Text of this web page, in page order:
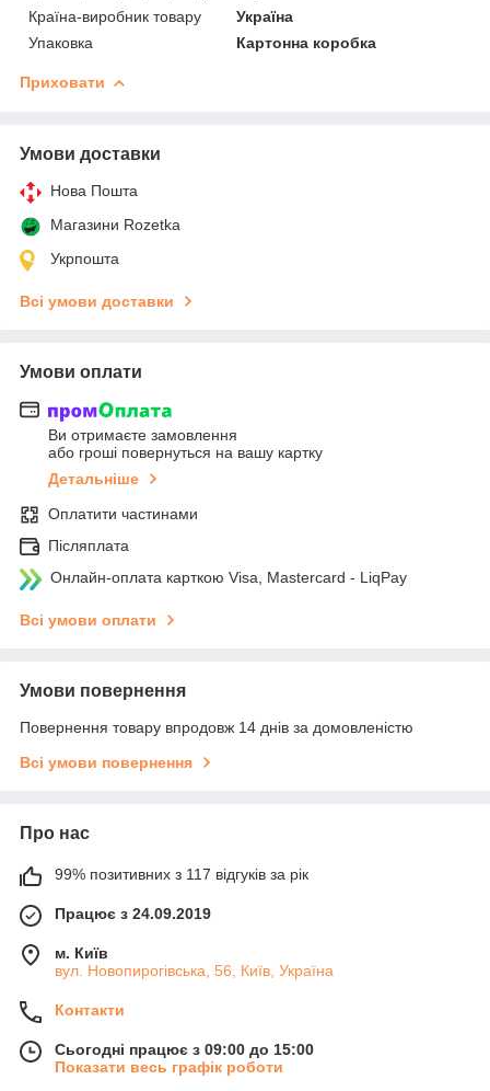
Країна-виробник товару
Україна
Упаковка
Картонна коробка
Приховати
Умови доставки
Нова Пошта
Магазини Rozetka
Укрпошта
Всі умови доставки
Умови оплати
Ви отримаєте замовлення
або гроші повернуться на вашу картку
Детальніше
Оплатити частинами
Післяплата
Онлайн-оплата карткою Visa, Mastercard - LiqPay
Всі умови оплати
Умови повернення
Повернення товару впродовж 14 днів за домовленістю
Всі умови повернення
Про нас
99% позитивних з 117 відгуків за рік
Працює з 24.09.2019
м. Київ
вул. Новопирогівська, 56, Київ, Україна
Контакти
Сьогодні працює з 09:00 до 15:00
Показати весь графік роботи